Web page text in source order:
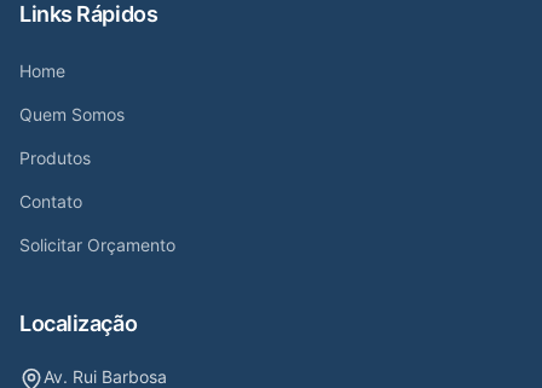
Links Rápidos
Home
Quem Somos
Produtos
Contato
Solicitar Orçamento
Localização
Av. Rui Barbosa